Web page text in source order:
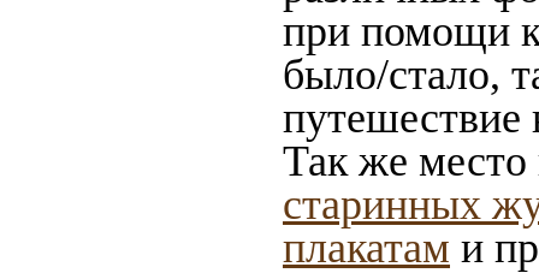
при помощи
было/стало,
Так же
старинных
плакатам и